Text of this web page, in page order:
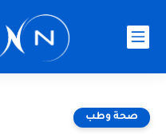
صحة وطب